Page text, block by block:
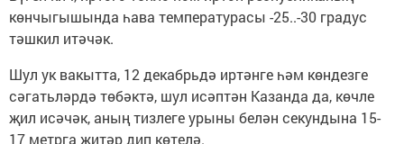
көнчыгышында һава температурасы -25..-30 градус
тәшкил итәчәк.
Шул ук вакытта, 12 декабрьдә иртәнге һәм көндезге
сәгатьләрдә төбәктә, шул исәптән Казанда да, көчле
җил исәчәк, аның тизлеге урыны белән секундына 15-
17 метрга җитәр дип көтелә.